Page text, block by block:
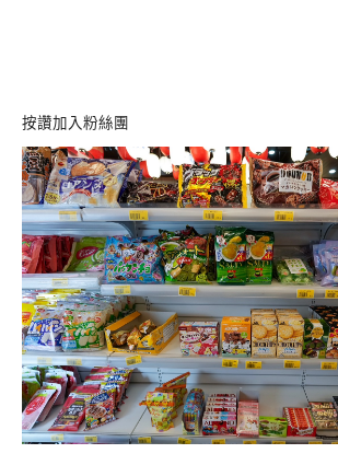
按讚加入粉絲團